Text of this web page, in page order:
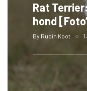
Rat
hond
By Rubin Koot